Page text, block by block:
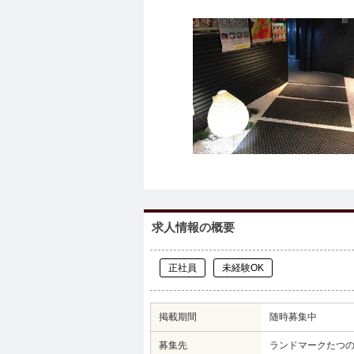
求人情報の概要
正社員 未経験OK
掲載期間 随時募集中
募集先 ランドマークたつ